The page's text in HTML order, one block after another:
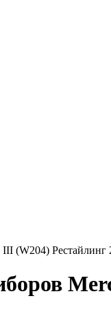
(W204) Рестайлинг